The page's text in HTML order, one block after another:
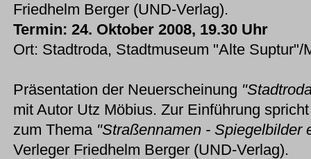
Friedhelm Berger (UND-Verlag).
Termin: 24. Oktober 2008, 19.30 Uhr
Ort: Stadtroda, Stadtmuseum "Alte Suptur"/
Präsentation der Neuerscheinung
mit Autor Utz Möbius. Zur Einführung
zum Thema "Straßennamen - Spiegelbilder
Verleger Friedhelm Berger (UND-Verlag).